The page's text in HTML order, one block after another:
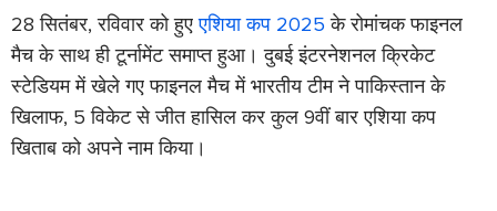
28 सितंबर, रविवार को हुएएशिया कप 2025 के रोमांचक फाइनल
मैच के साथ ही टूर्नामेंट समाप्त हुआ। दुबई इंटरनेशनल क्रिकेट
स्टेडियम में खेले गए फाइनल मैच में भारतीय टीम ने पाकिस्तान के
खिलाफ, 5 विकेट से जीत हासिल कर कुल 9वीं बार एशिया कप
खिताब को अपने नाम किया।